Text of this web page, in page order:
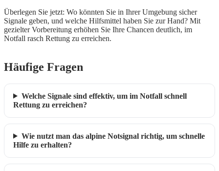
Überlegen Sie jetzt: Wo könnten Sie in Ihrer Umgebung sicher
Signale geben, und welche Hilfsmittel haben Sie zur Hand? Mit
gezielter Vorbereitung erhöhen Sie Ihre Chancen deutlich, im
Notfall rasch Rettung zu erreichen.
Häufige Fragen
Welche Signale sind effektiv, um im Notfall schnell
Rettung zu erreichen?
Wie nutzt man das alpine Notsignal richtig, um schnelle
Hilfe zu erhalten?